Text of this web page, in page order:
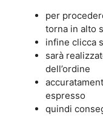
per
torna in alto
infine clicca
sarà
dell’ordine
espresso
quindi